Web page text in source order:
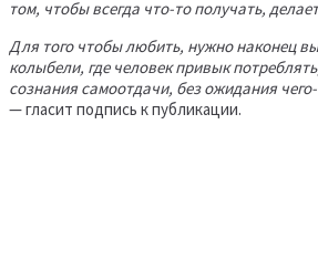
том, чтобы всегда что-то получать,
Для того чтобы любить, нужно наконец
колыбели, где человек привык
сознания самоотдачи, без ожидания
— гласит подпись к публикации.